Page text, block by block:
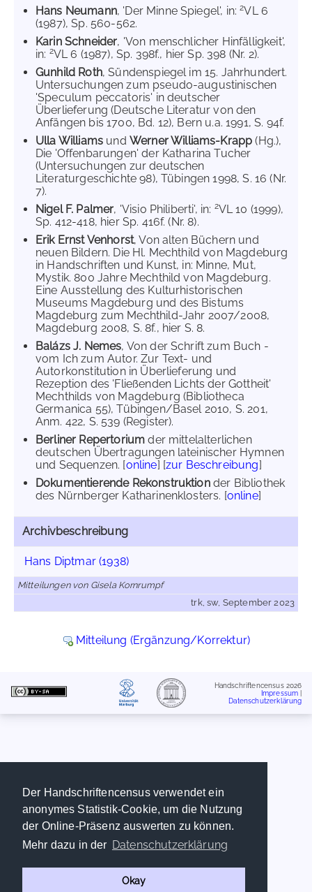
Der Handschriftencensus verwendet ein
anonymes Statistik-Cookie, um die Nutzung
der Online-Präsenz auswerten zu können.
Mehr dazu in der Datenschutzerklärung
Okay
Hans Neumann, 'Der Minne Spiegel', in:2VL 6
(1987), Sp. 560-562.
Karin Schneider, 'Von menschlicher Hinfälligkeit',
in: 2VL 6 (1987), Sp. 398f., hier Sp. 398 (Nr. 2).
Gunhild Roth, Sündenspiegel im 15. Jahrhundert.
Untersuchungen zum pseudo-augustinischen
'Speculum peccatoris' in deutscher
Überlieferung (Deutsche Literatur von den
Anfängen bis 1700, Bd. 12), Bern u.a. 1991, S. 94f.
Ulla Williams und Werner Williams-Krapp(Hg.),
Die 'Offenbarungen' der Katharina Tucher
(Untersuchungen zur deutschen
Literaturgeschichte 98), Tübingen 1998, S. 16 (Nr.
7).
Nigel F. Palmer, 'Visio Philiberti', in: 2VL 10 (1999),
Sp. 412-418, hier Sp. 416f. (Nr. 8).
Erik Ernst Venhorst, Von alten Büchern und
neuen Bildern. Die Hl. Mechthild von Magdeburg
in Handschriften und Kunst, in: Minne, Mut,
Mystik. 800 Jahre Mechthild von Magdeburg.
Eine Ausstellung des Kulturhistorischen
Museums Magdeburg und des Bistums
Magdeburg zum Mechthild-Jahr 2007/2008,
Magdeburg 2008, S. 8f., hier S. 8.
Balázs J. Nemes, Von der Schrift zum Buch -
vom Ich zum Autor. Zur Text- und
Autorkonstitution in Überlieferung und
Rezeption des 'Fließenden Lichts der Gottheit'
Mechthilds von Magdeburg (Bibliotheca
Germanica 55), Tübingen/Basel 2010, S. 201,
Anm. 422, S. 539 (Register).
Berliner Repertorium der mittelalterlichen
deutschen Übertragungen lateinischer Hymnen
und Sequenzen. [online] [zur Beschreibung]
Dokumentierende Rekonstruktion der Bibliothek
des Nürnberger Katharinenklosters. [online]
Archivbeschreibung
Hans Diptmar (1938)
Mitteilungen von Gisela Kornrumpf
trk, sw, September 2023
Mitteilung (Ergänzung/Korrektur)
Handschriftencensus 2026
Impressum
Datenschutzerklärung